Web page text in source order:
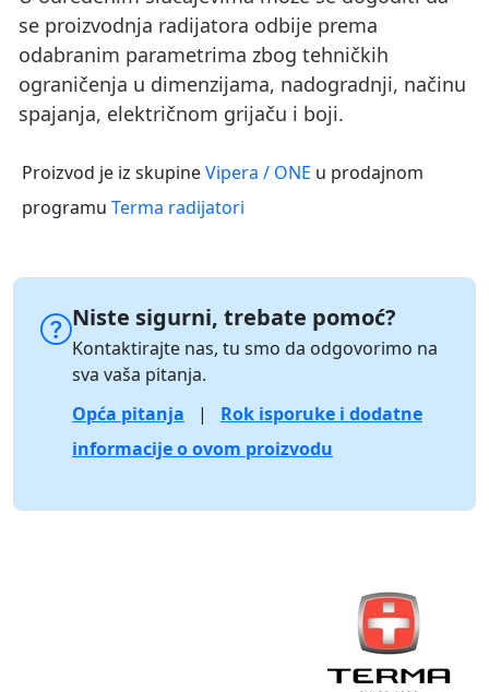
se proizvodnja radijatora odbije prema
odabranim parametrima zbog tehničkih
ograničenja u dimenzijama, nadogradnji, načinu
spajanja, električnom grijaču i boji.
Proizvod je iz skupineVipera / ONE u prodajnom
programu Terma radijatori
Niste sigurni, trebate pomoć?
Kontaktirajte nas, tu smo da odgovorimo na
sva vaša pitanja.
Opća pitanja
|
Rok isporuke i dodatne
informacije o ovom proizvodu